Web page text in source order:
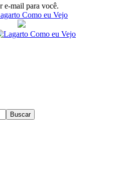
e-mail para você.
Como eu Vejo